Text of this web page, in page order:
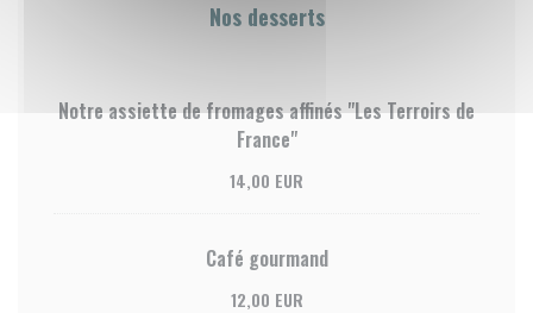
Nos desserts
Notre assiette de fromages affinés "Les Terroirs de
France"
14,00 EUR
Café gourmand
12,00 EUR